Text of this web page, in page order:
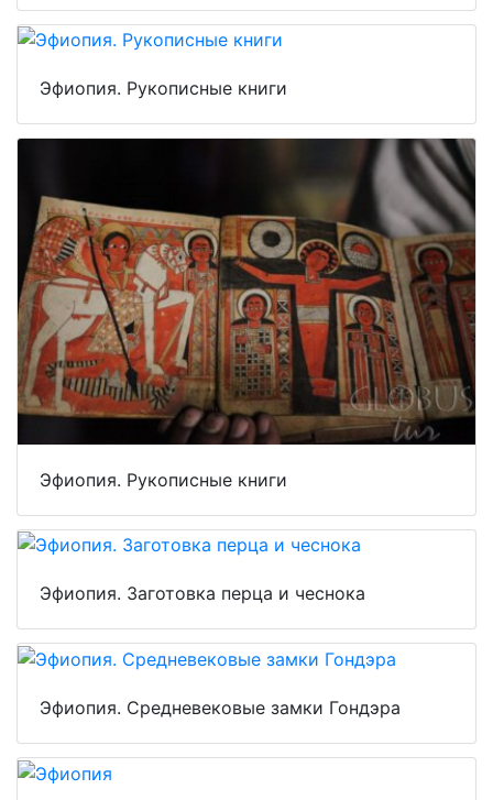
Эфиопия. Рукописные книги
Эфиопия. Рукописные книги
Эфиопия. Заготовка перца и чеснока
Эфиопия. Средневековые замки Гондэра